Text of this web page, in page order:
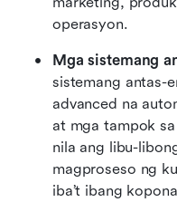
operasyon.
Mga sistemang
sistemang antas-
advanced na
at mga tampok
nila ang libu-
magproseso ng
iba’t ibang